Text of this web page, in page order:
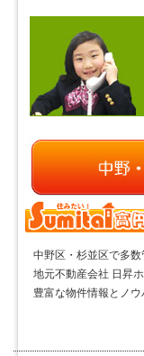
中野区・杉並区で多
地元不動産会社 日昇
豊富な物件情報とノウ